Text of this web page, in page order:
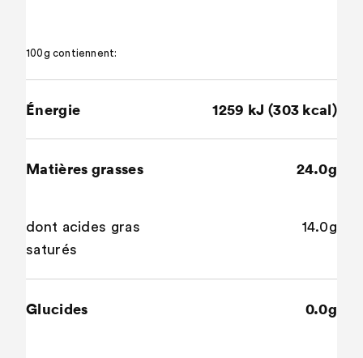
100g contiennent:
Énergie 1259 kJ (303 kcal)
Matières grasses 24.0g
dont acides gras
saturés
14.0g
Glucides 0.0g